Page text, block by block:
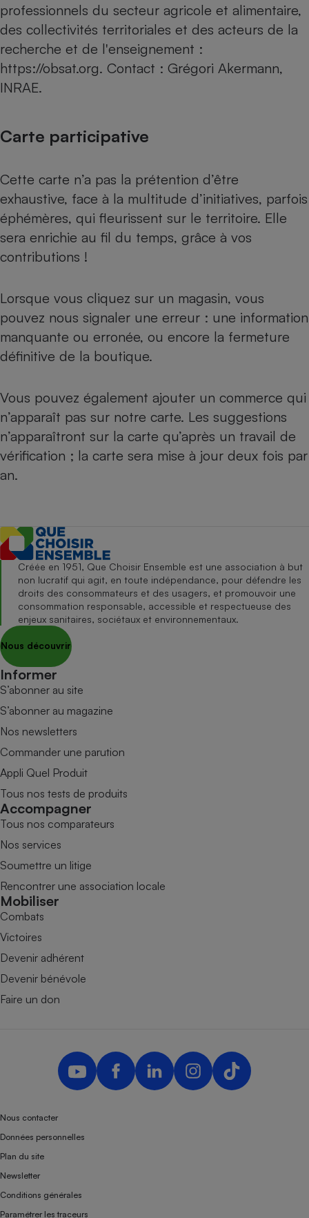
professionnels du secteur agricole et alimentaire,
des collectivités territoriales et des acteurs de la
recherche et de l'enseignement :
https://obsat.org. Contact : Grégori Akermann,
INRAE.
Carte participative
Cette carte n’a pas la prétention d’être
exhaustive, face à la multitude d’initiatives, parfois
éphémères, qui fleurissent sur le territoire. Elle
sera enrichie au fil du temps, grâce à vos
contributions !
Lorsque vous cliquez sur un magasin, vous
pouvez nous signaler une erreur : une information
manquante ou erronée, ou encore la fermeture
définitive de la boutique.
Vous pouvez également ajouter un commerce qui
n’apparaît pas sur notre carte. Les suggestions
n’apparaîtront sur la carte qu’après un travail de
vérification ; la carte sera mise à jour deux fois par
an.
Créée en 1951, Que Choisir Ensemble est une association à but
non lucratif qui agit, en toute indépendance, pour défendre les
droits des consommateurs et des usagers, et promouvoir une
consommation responsable, accessible et respectueuse des
enjeux sanitaires, sociétaux et environnementaux.
Nous découvrir
Informer
S’abonner au site
S’abonner au magazine
Nos newsletters
Commander une parution
Appli Quel Produit
Tous nos tests de produits
Accompagner
Tous nos comparateurs
Nos services
Soumettre un litige
Rencontrer une association locale
Mobiliser
Combats
Victoires
Devenir adhérent
Devenir bénévole
Faire un don
Nous contacter
Données personnelles
Plan du site
Newsletter
Conditions générales
Paramétrer les traceurs